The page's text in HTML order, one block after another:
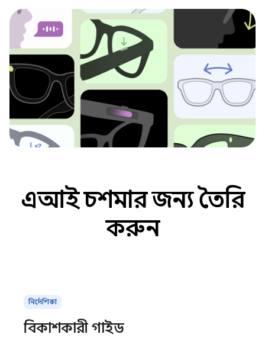
এআই চশমার জন্য তৈরি
করুন
নির্দেশিকা
বিকাশকারী গাইড